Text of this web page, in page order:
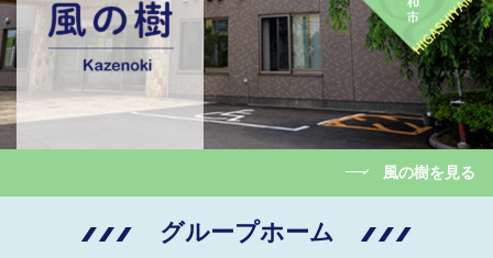
風の樹を見る
グループホーム